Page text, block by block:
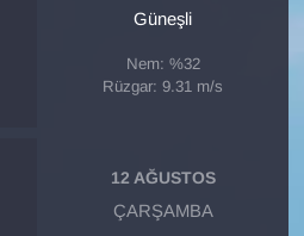
Güneşli
Nem: %32
Rüzgar: 9.31 m/s
12 AĞUSTOS
ÇARŞAMBA